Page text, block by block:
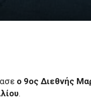
ο 9ος Διεθνής
.